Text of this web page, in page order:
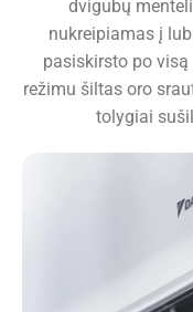
dvigubų
nukreipiamas į
pasiskirsto po
režimu šiltas oro
tolygiai